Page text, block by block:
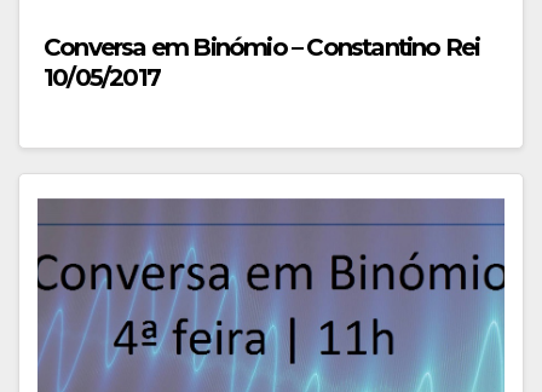
Conversa em Binómio – Constantino Rei
10/05/2017